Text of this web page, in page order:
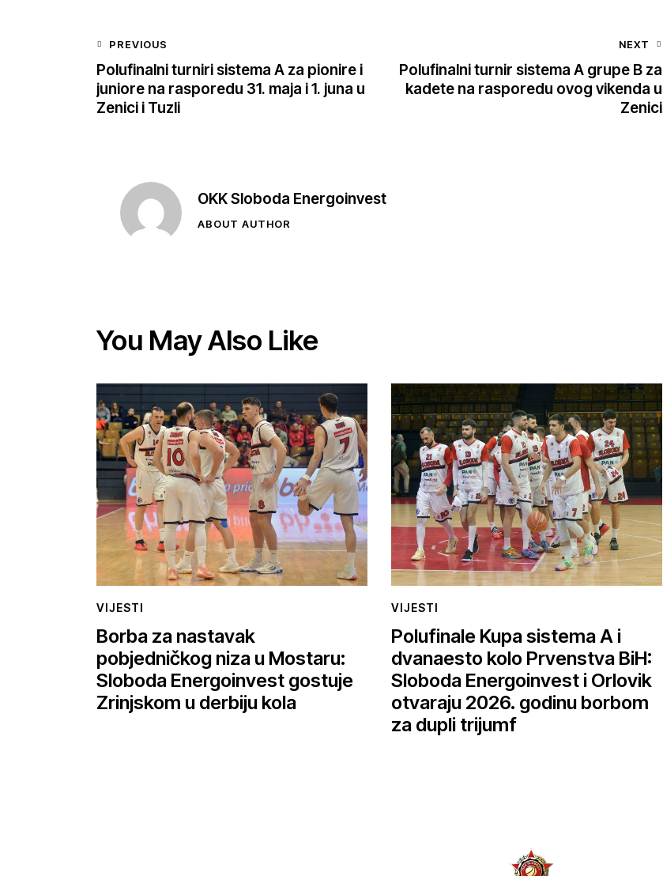
PREVIOUS
Polufinalni turniri sistema A za pionire i
juniore na rasporedu 31. maja i 1. juna u
Zenici i Tuzli
NEXT
Polufinalni turnir sistema A grupe B za
kadete na rasporedu ovog vikenda u
Zenici
OKK Sloboda Energoinvest
ABOUT AUTHOR
You May Also Like
VIJESTI
Borba za nastavak
pobjedničkog niza u Mostaru:
Sloboda Energoinvest gostuje
Zrinjskom u derbiju kola
VIJESTI
Polufinale Kupa sistema A i
dvanaesto kolo Prvenstva BiH:
Sloboda Energoinvest i Orlovik
otvaraju 2026. godinu borbom
za dupli trijumf